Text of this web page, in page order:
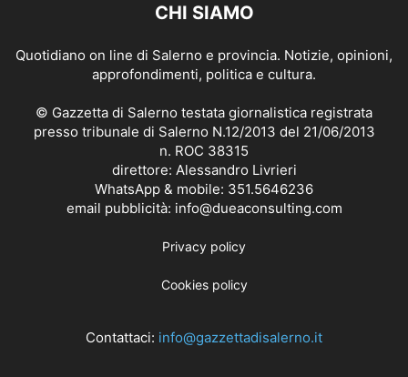
CHI SIAMO
Quotidiano on line di Salerno e provincia. Notizie, opinioni,
approfondimenti, politica e cultura.
© Gazzetta di Salerno testata giornalistica registrata
presso tribunale di Salerno N.12/2013 del 21/06/2013
n. ROC 38315
direttore: Alessandro Livrieri
WhatsApp & mobile: 351.5646236
email pubblicità: info@dueaconsulting.com
Privacy policy
Cookies policy
Contattaci: info@gazzettadisalerno.it